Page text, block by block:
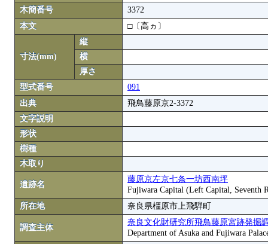
木簡番号
3372
本文
□〔高ヵ〕
寸法(mm)
縦
横
厚さ
型式番号
091
出典
飛鳥藤原京2-3372
文字説明
形状
樹種
木取り
遺跡名
藤原京左京七条一坊西南坪
Fujiwara Capital (Left Capital, Seventh
所在地
奈良県橿原市上飛騨町
調査主体
奈良文化財研究所飛鳥藤原宮跡発掘
Department of Asuka and Fujiwara